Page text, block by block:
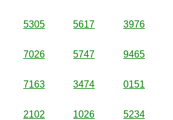
5305 5617 3976
7026 5747 9465
7163 3474 0151
2102 1026 5234